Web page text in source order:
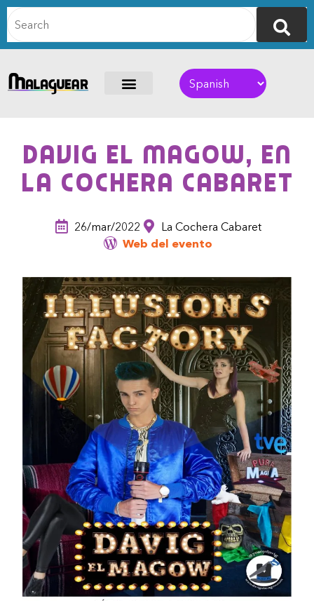
Davig El Magow, en
La Cochera Cabaret
26/mar/2022
La Cochera Cabaret
Web del evento